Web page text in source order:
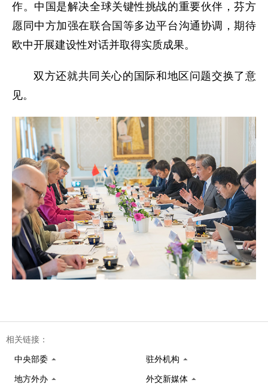
作。中国是解决全球关键性挑战的重要伙伴，芬方
愿同中方加强在联合国等多边平台沟通协调，期待
欧中开展建设性对话并取得实质成果。
双方还就共同关心的国际和地区问题交换了意
见。
相关链接：
中央部委 驻外机构
地方外办 外交新媒体